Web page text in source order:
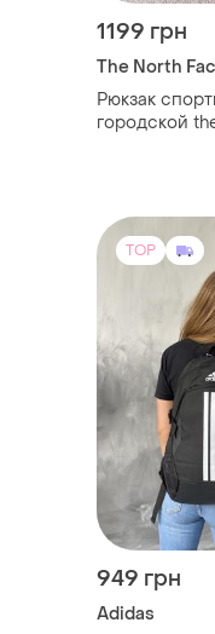
1199 грн
The North
Рюкзак
городской the north face /
TOP
949 грн
Adidas